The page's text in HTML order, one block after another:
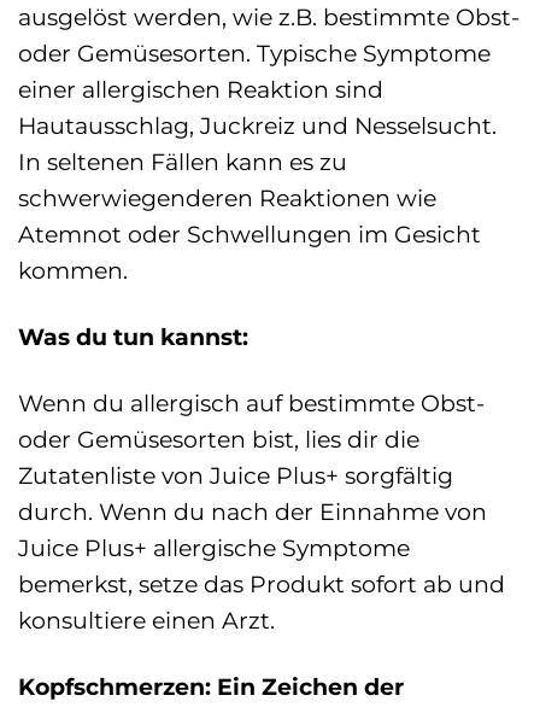
ausgelöst werden, wie z.B. bestimmte Obst-
oder Gemüsesorten. Typische Symptome
einer allergischen Reaktion sind
Hautausschlag, Juckreiz und Nesselsucht.
In seltenen Fällen kann es zu
schwerwiegenderen Reaktionen wie
Atemnot oder Schwellungen im Gesicht
kommen.
Was du tun kannst:
Wenn du allergisch auf bestimmte Obst-
oder Gemüsesorten bist, lies dir die
Zutatenliste von Juice Plus+ sorgfältig
durch. Wenn du nach der Einnahme von
Juice Plus+ allergische Symptome
bemerkst, setze das Produkt sofort ab und
konsultiere einen Arzt.
Kopfschmerzen: Ein Zeichen der